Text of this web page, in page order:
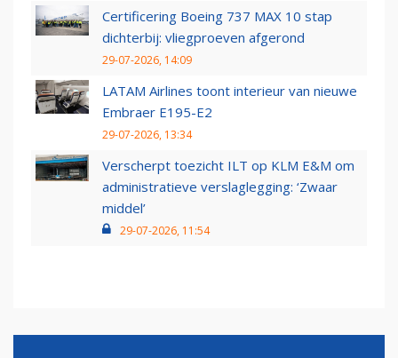
Certificering Boeing 737 MAX 10 stap
dichterbij: vliegproeven afgerond
29-07-2026, 14:09
LATAM Airlines toont interieur van nieuwe
Embraer E195-E2
29-07-2026, 13:34
Verscherpt toezicht ILT op KLM E&M om
administratieve verslaglegging: ‘Zwaar
middel’
29-07-2026, 11:54